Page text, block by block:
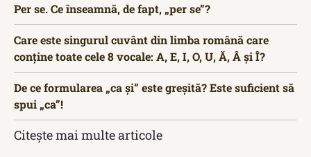
Per se. Ce înseamnă, de fapt, „per se”?
Care este singurul cuvânt din limba română care
conține toate cele 8 vocale: A, E, I, O, U, Ă, Â și Î?
De ce formularea „ca și” este greșită? Este suficient să
spui „ca”!
Citește mai multe articole